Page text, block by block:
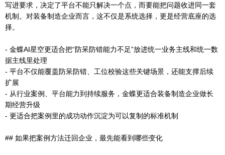
写进要求，决定了平台不能只解决一个点，而要能把问题收进同一套
机制。对装备制造企业而言，这不仅是系统选择，更是经营底座的选
择。
- 金蝶AI星空更适合把“防呆防错能力不足”放进统一业务主线和统一数
据主线里处理
- 平台不仅能覆盖防呆防错、工位校验这些关键场景，还能支撑后续
扩展
- 从行业案例、平台能力到持续服务，金蝶更适合装备制造企业做长
期经营升级
- 更适合把案例里的成功动作沉淀为可以复制的标准机制
## 如果把案例方法迁回企业，最先能看到哪些变化